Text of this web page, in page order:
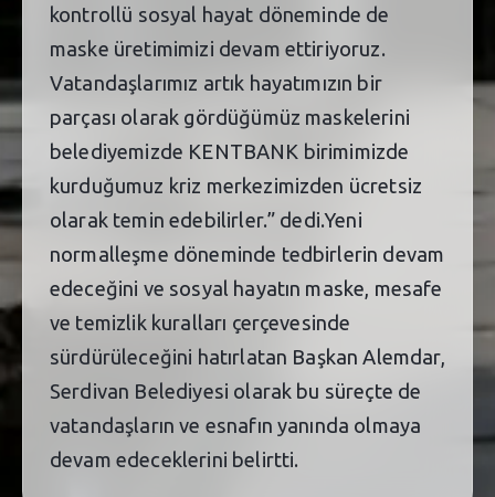
kontrollü sosyal hayat döneminde de
maske üretimimizi devam ettiriyoruz.
Vatandaşlarımız artık hayatımızın bir
parçası olarak gördüğümüz maskelerini
belediyemizde KENTBANK birimimizde
kurduğumuz kriz merkezimizden ücretsiz
olarak temin edebilirler.” dedi.Yeni
normalleşme döneminde tedbirlerin devam
edeceğini ve sosyal hayatın maske, mesafe
ve temizlik kuralları çerçevesinde
sürdürüleceğini hatırlatan Başkan Alemdar,
Serdivan Belediyesi olarak bu süreçte de
vatandaşların ve esnafın yanında olmaya
devam edeceklerini belirtti.